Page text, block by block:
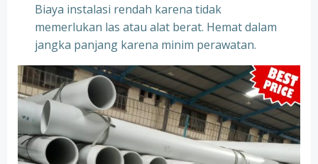
Biaya instalasi rendah karena tidak
memerlukan las atau alat berat. Hemat dalam
jangka panjang karena minim perawatan.